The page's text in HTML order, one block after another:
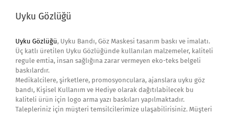
Uyku Gözlüğü
Uyku Gözlüğü, Uyku Bandı, Göz Maskesi tasarım baskı ve imalatı.
Üç katlı üretilen Uyku Gözlüğünde kullanılan malzemeler, kaliteli
regule emtia, insan sağlığına zarar vermeyen eko-teks belgeli
baskılardır.
Medikalcilere, şirketlere, promosyonculara, ajanslara uyku göz
bandı, Kişisel Kullanım ve Hediye olarak dağıtılabilecek bu
kaliteli ürün için logo arma yazı baskıları yapılmaktadır.
Talepleriniz için müşteri temsilcilerimize ulaşabilirisiniz. Müşteri